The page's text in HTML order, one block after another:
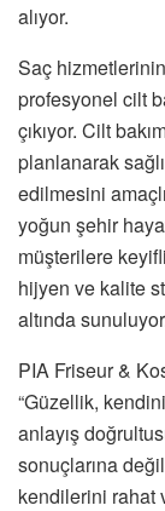
alıyor.
Saç
profesyonel cilt
çıkıyor. Cilt
planlanarak
edilmesini
yoğun şehir
müşterilere
hijyen ve kalite
altında
PIA Friseur &
“Güzellik,
anlayış
sonuçlarına
kendilerini rahat